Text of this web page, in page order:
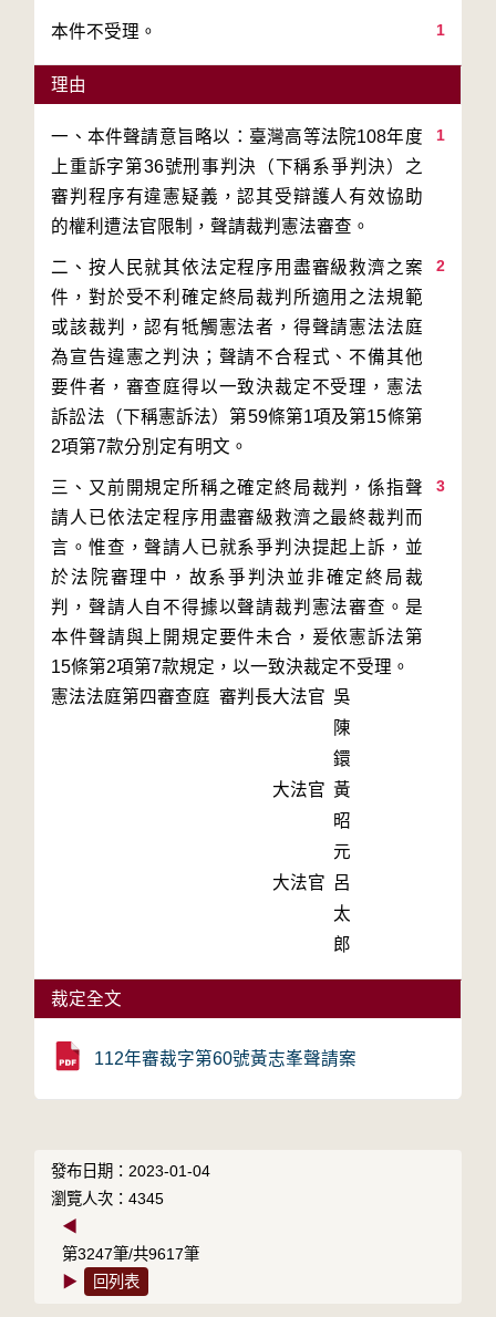
1
本件不受理。
理由
1
一、本件聲請意旨略以：臺灣高等法院108年度
上重訴字第36號刑事判決（下稱系爭判決）之
審判程序有違憲疑義，認其受辯護人有效協助
2
二、按人民就其依法定程序用盡審級救濟之案
件，對於受不利確定終局裁判所適用之法規範
或該裁判，認有牴觸憲法者，得聲請憲法法庭
為宣告違憲之判決；聲請不合程式、不備其他
要件者，審查庭得以一致決裁定不受理，憲法
訴訟法（下稱憲訴法）第59條第1項及第15條第
3
三、又前開規定所稱之確定終局裁判，係指聲
請人已依法定程序用盡審級救濟之最終裁判而
言。惟查，聲請人已就系爭判決提起上訴，並
於法院審理中，故系爭判決並非確定終局裁
判，聲請人自不得據以聲請裁判憲法審查。是
本件聲請與上開規定要件未合，爰依憲訴法第
15條第2項第7款規定，以一致決裁定不受理。
憲法法庭第四審查庭 審判長大法官 吳
陳
鐶
大法官 黃
昭
元
大法官 呂
太
郎
裁定全文
112年審裁字第60號黃志峯聲請案
發布日期：2023-01-04
瀏覽人次：4345
◀
第3247筆/共9617筆
▶
回列表